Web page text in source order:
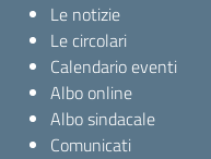
Le notizie
Le circolari
Calendario eventi
Albo online
Albo sindacale
Comunicati